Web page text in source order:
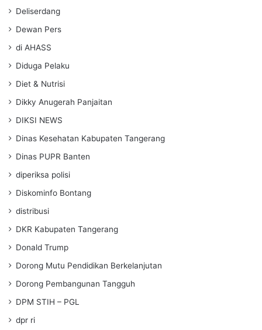
Deliserdang
Dewan Pers
di AHASS
Diduga Pelaku
Diet & Nutrisi
Dikky Anugerah Panjaitan
DIKSI NEWS
Dinas Kesehatan Kabupaten Tangerang
Dinas PUPR Banten
diperiksa polisi
Diskominfo Bontang
distribusi
DKR Kabupaten Tangerang
Donald Trump
Dorong Mutu Pendidikan Berkelanjutan
Dorong Pembangunan Tangguh
DPM STIH – PGL
dpr ri